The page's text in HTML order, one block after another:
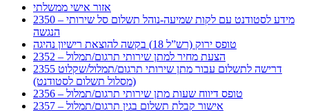
אזור אישי ממשלתי
2350 – מידע לסטודנט עם לקות שמיעה-נוהל תשלום סל שירותי
הנגשה
טופס ירוק (רש”ל 18) בקשה להוצאת רישיון נהיגה
2352 – הצעת מחיר למתן שירותי תרגום/תמלול
2355 דרישה לתשלום עבור מתן שירותי תרגום/תמלול/שקלוט
(מסלול תשלום לסטודנט)
2356 – טופס דיווח שעות מתן שירותי תרגום/תמלול
2357 – אישור קבלת תשלום בגין תרגום/תמלול